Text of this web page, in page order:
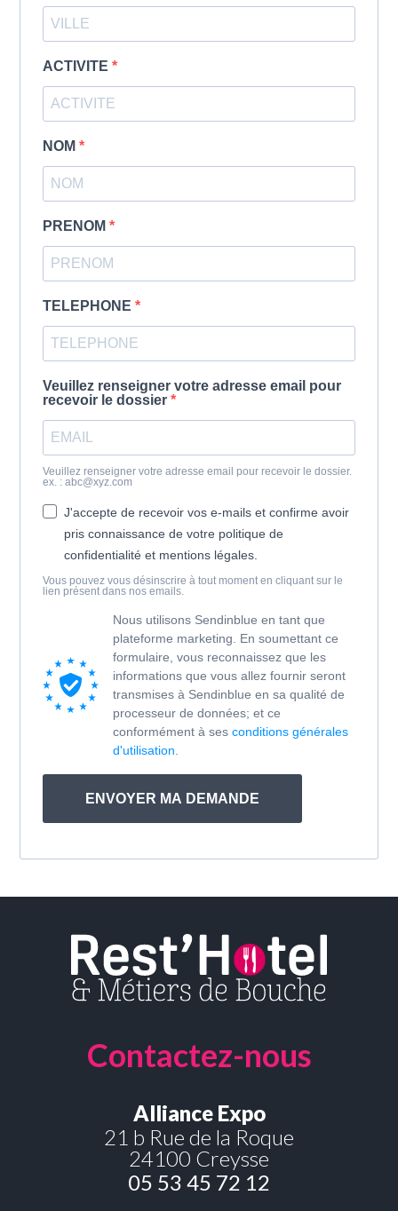
ACTIVITE
NOM
PRENOM
TELEPHONE
Veuillez renseigner votre adresse email pour
recevoir le dossier
Veuillez renseigner votre adresse email pour recevoir le dossier.
ex. : abc@xyz.com
J'accepte de recevoir vos e-mails et confirme avoir
pris connaissance de votre politique de
confidentialité et mentions légales.
Vous pouvez vous désinscrire à tout moment en cliquant sur le
lien présent dans nos emails.
Nous utilisons Sendinblue en tant que
plateforme marketing. En soumettant ce
formulaire, vous reconnaissez que les
informations que vous allez fournir seront
transmises à Sendinblue en sa qualité de
processeur de données; et ce
conformément à ses conditions générales
d'utilisation
ENVOYER MA DEMANDE
Contactez-nous
Alliance Expo
21 b Rue de la Roque
24100 Creysse
05 53 45 72 12